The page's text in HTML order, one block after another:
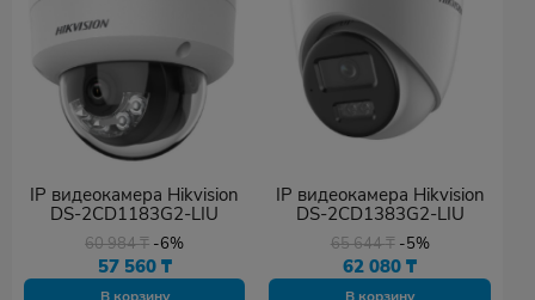
IP видеокамера Hikvision
DS-2CD1183G2-LIU
60 984₸ -6%
57 560 ₸
IP видеокамера Hikvision
DS-2CD1383G2-LIU
65 644₸ -5%
62 080₸